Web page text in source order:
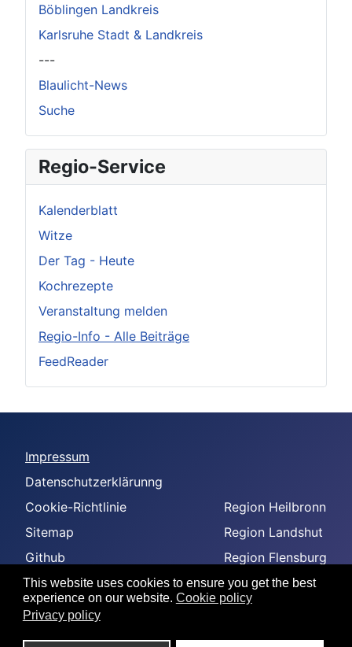
This website uses cookies to ensure you get the best
experience on our website. Cookie policy
Privacy policy
Böblingen Landkreis
Karlsruhe Stadt & Landkreis
---
Blaulicht-News
Suche
Regio-Service
Kalenderblatt
Witze
Der Tag - Heute
Kochrezepte
Veranstaltung melden
Regio-Info - Alle Beiträge
FeedReader
Impressum
Datenschutzerklärunng
Cookie-Richtlinie
Sitemap
Github
-
--
Region Heilbronn
Region Landshut
Region Flensburg
Region Amberg